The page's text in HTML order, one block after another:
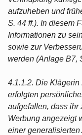
aufzuheben und
S. 44 ff.). In diesem
Informationen zu
sowie zur
werden (Anlage B7,
4.1.1.2. Die
erfolgten
aufgefallen, dass ihr
Werbung angezeigt
einer